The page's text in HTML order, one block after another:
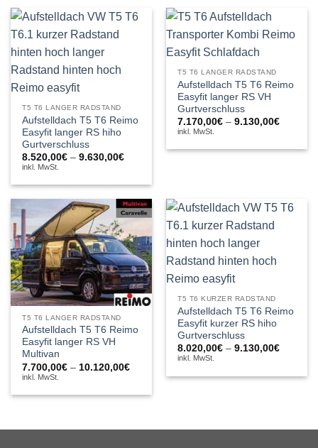
T5 T6 LANGER RADSTAND
Aufstelldach T5 T6 Reimo
Easyfit langer RS hiho
Gurtverschluss
8.520,00€ –9.630,00€Preisspanne:
9.630,00€
inkl. MwSt.
T5 T6 LANGER RADSTAND
Aufstelldach T5 T6 Reimo
Easyfit langer RS VH
Gurtverschluss
7.170,00€ –9.130,00€
inkl. MwSt.
T5 T6 LANGER RADSTAND
Aufstelldach T5 T6 Reimo
Easyfit langer RS VH
Multivan
7.700,00€ – 10.120,00€Preisspanne:
7.700,00€
10.120,00€
inkl. MwSt.
T5 T6 KURZER RADSTAND
Aufstelldach T5 T6 Reimo
Easyfit kurzer RS hiho
Gurtverschluss
8.020,00€ –9.130,00€
inkl. MwSt.